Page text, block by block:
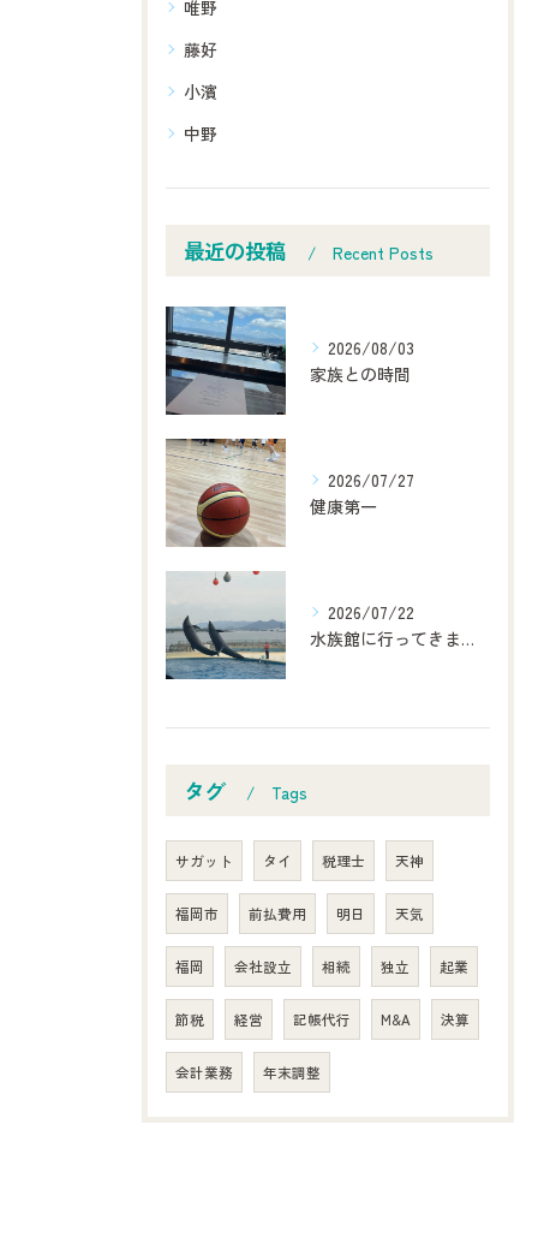
唯野
藤好
小濱
中野
最近の投稿 Recent Posts
2026/08/03
家族との時間
2026/07/27
健康第一
2026/07/22
水族館に行ってきました！
タグ Tags
サガット タイ 税理士 天神
福岡市 前払費用 明日 天気
福岡 会社設立 相続 独立 起業
節税 経営 記帳代行 M&A 決算
会計業務 年末調整